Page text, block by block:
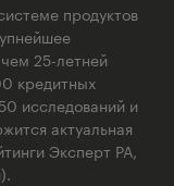
продуктов
25-летней
кредитных
исследований и
актуальная
Эксперт РА,